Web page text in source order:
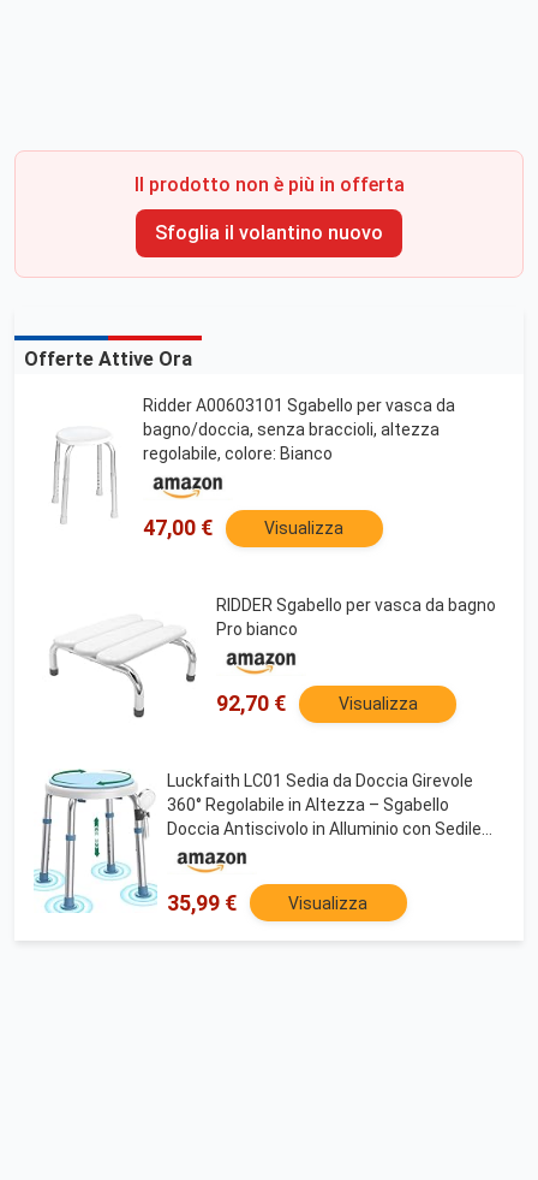
Il prodotto non è più in offerta
Sfoglia il volantino nuovo
Offerte Attive Ora
Ridder A00603101 Sgabello per vasca da
bagno/doccia, senza braccioli, altezza
regolabile, colore: Bianco
47,00 € Visualizza
RIDDER Sgabello per vasca da bagno
Pro bianco
92,70 € Visualizza
Luckfaith LC01 Sedia da Doccia Girevole
360° Regolabile in Altezza – Sgabello
Doccia Antiscivolo in Alluminio con Sedile
Rotante, Leggero per Anziani e Persone con
Mobilità Ridotta
35,99 € Visualizza